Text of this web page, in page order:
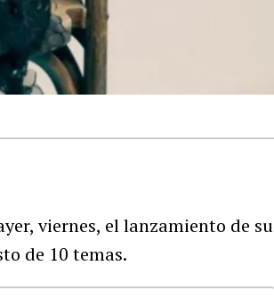
viernes, el lanzamiento de su
de 10 temas.